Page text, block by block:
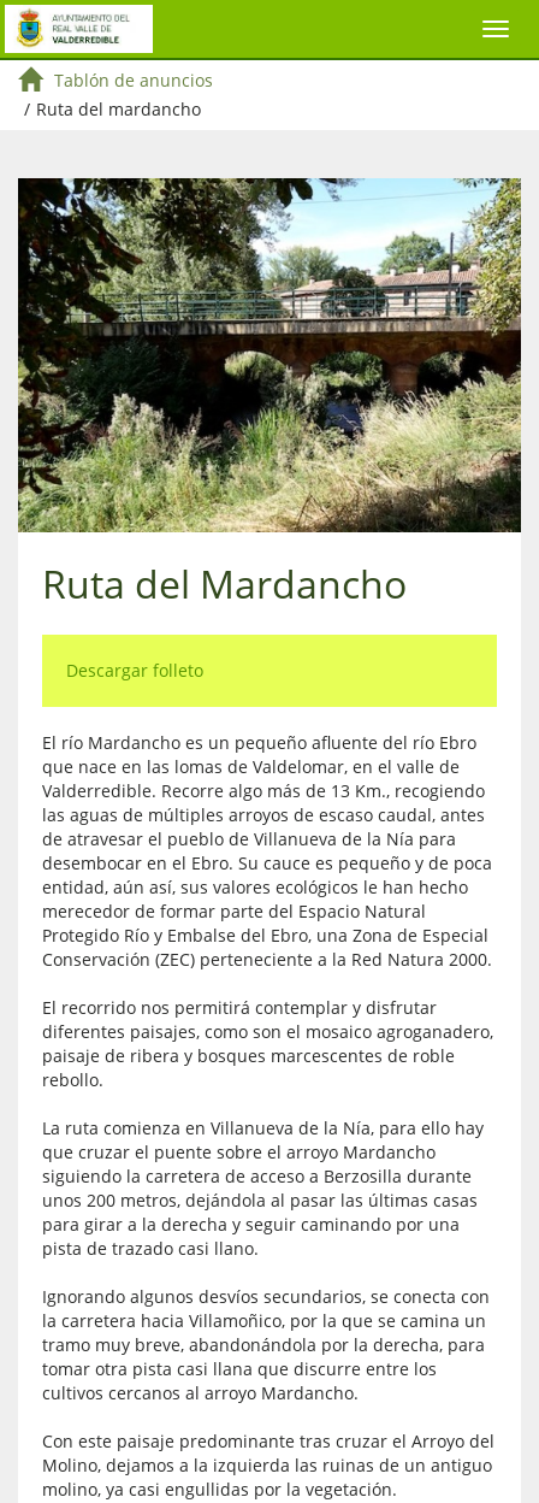
Tablón de anuncios
/ Ruta del mardancho
Ruta del Mardancho
Descargar folleto
El río Mardancho es un pequeño afluente del río Ebro
que nace en las lomas de Valdelomar, en el valle de
Valderredible. Recorre algo más de 13 Km., recogiendo
las aguas de múltiples arroyos de escaso caudal, antes
de atravesar el pueblo de Villanueva de la Nía para
desembocar en el Ebro. Su cauce es pequeño y de poca
entidad, aún así, sus valores ecológicos le han hecho
merecedor de formar parte del Espacio Natural
Protegido Río y Embalse del Ebro, una Zona de Especial
Conservación (ZEC) perteneciente a la Red Natura 2000.
El recorrido nos permitirá contemplar y disfrutar
diferentes paisajes, como son el mosaico agroganadero,
paisaje de ribera y bosques marcescentes de roble
rebollo.
La ruta comienza en Villanueva de la Nía, para ello hay
que cruzar el puente sobre el arroyo Mardancho
siguiendo la carretera de acceso a Berzosilla durante
unos 200 metros, dejándola al pasar las últimas casas
para girar a la derecha y seguir caminando por una
pista de trazado casi llano.
Ignorando algunos desvíos secundarios, se conecta con
la carretera hacia Villamoñico, por la que se camina un
tramo muy breve, abandonándola por la derecha, para
tomar otra pista casi llana que discurre entre los
cultivos cercanos al arroyo Mardancho.
Con este paisaje predominante tras cruzar el Arroyo del
Molino, dejamos a la izquierda las ruinas de un antiguo
molino, ya casi engullidas por la vegetación.